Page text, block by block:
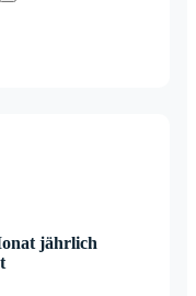
jährlich